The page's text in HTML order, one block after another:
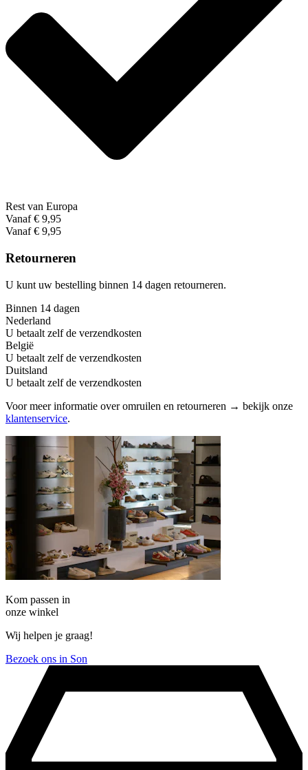
Rest van Europa
Vanaf € 9,95
Vanaf € 9,95
Retourneren
U kunt uw bestelling binnen 14 dagen retourneren.
Binnen 14 dagen
Nederland
U betaalt zelf de verzendkosten
België
U betaalt zelf de verzendkosten
Duitsland
U betaalt zelf de verzendkosten
Voor meer informatie over omruilen en retourneren → bekijk onze
klantenservice.
Kom passen in
onze winkel
Wij helpen je graag!
Bezoek ons in Son